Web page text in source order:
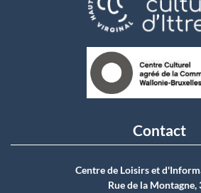
Contact
Centre de Loisirs et
Rue de la Montagne,